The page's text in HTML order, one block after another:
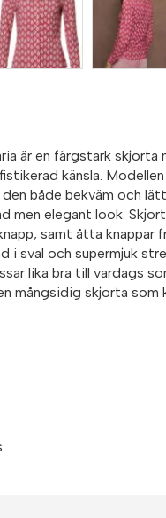
är en färgstark
känsla.
både bekväm och
men elegant look.
samt åtta knappar
i sval och supermjuk
lika bra till vardags
mångsidig skjorta